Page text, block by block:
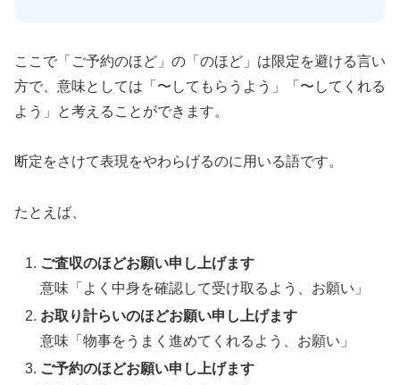
ここで「ご予約のほど」の「のほど」は限定を避ける言い
方で、意味としては「〜してもらうよう」「〜してくれる
よう」と考えることができます。
断定をさけて表現をやわらげるのに用いる語です。
たとえば、
ご査収のほどお願い申し上げます
意味「よく中身を確認して受け取るよう、お願い」
お取り計らいのほどお願い申し上げます
意味「物事をうまく進めてくれるよう、お願い」
ご予約のほどお願い申し上げます